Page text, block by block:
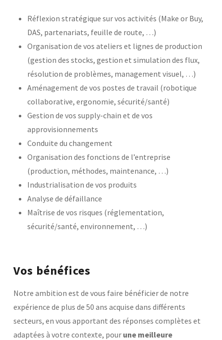
Réflexion stratégique sur vos activités (Make or Buy,
DAS, partenariats, feuille de route, …)
Organisation de vos ateliers et lignes de production
(gestion des stocks, gestion et simulation des flux,
résolution de problèmes, management visuel, …)
Aménagement de vos postes de travail (robotique
collaborative, ergonomie, sécurité/santé)
Gestion de vos supply-chain et de vos
approvisionnements
Conduite du changement
Organisation des fonctions de l’entreprise
(production, méthodes, maintenance, …)
Industrialisation de vos produits
Analyse de défaillance
Maîtrise de vos risques (réglementation,
sécurité/santé, environnement, …)
Vos bénéfices
Notre ambition est de vous faire bénéficier de notre
expérience de plus de 50 ans acquise dans différents
secteurs, en vous apportant des réponses complètes et
adaptées à votre contexte, pour une meilleure